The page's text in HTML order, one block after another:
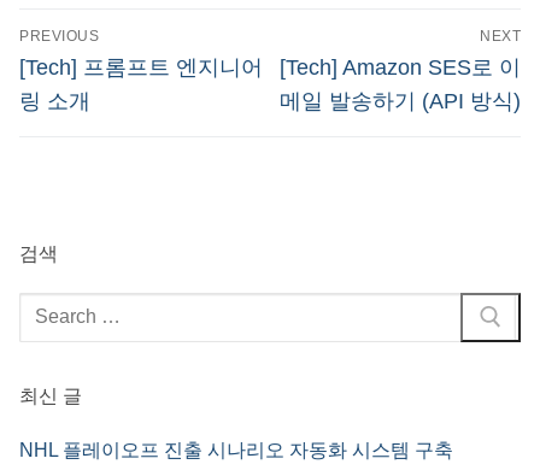
글
탐
색
PREVIOUS
Previous
post:
[Tech] 프롬프트 엔지니어
링 소개
NEXT
Next
post:
[Tech] Amazon SES로 이
메일 발송하기 (API 방식)
검색
검
색
최신 글
NHL 플레이오프 진출 시나리오 자동화 시스템 구축